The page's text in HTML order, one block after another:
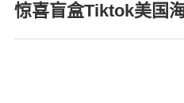
惊喜盲盒Tiktok美国